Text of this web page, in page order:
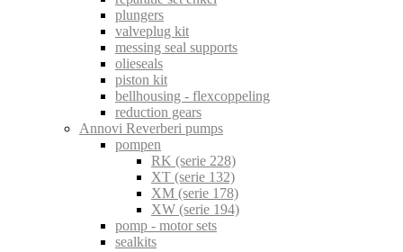
plungers
valveplug kit
messing seal supports
olieseals
piston kit
bellhousing - flexcoppeling
reduction gears
Annovi Reverberi pumps
pompen
RK (serie 228)
XT (serie 132)
XM (serie 178)
XW (serie 194)
pomp - motor sets
sealkits